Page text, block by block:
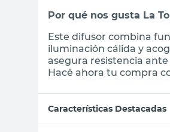
Por qué nos gusta La
Este difusor combina
iluminación cálida y
asegura resistencia
Hacé ahora tu compra
Características Destacadas